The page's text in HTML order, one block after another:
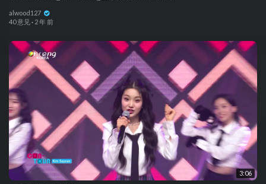
alwood127
40 意见· 2 年 前
3:06